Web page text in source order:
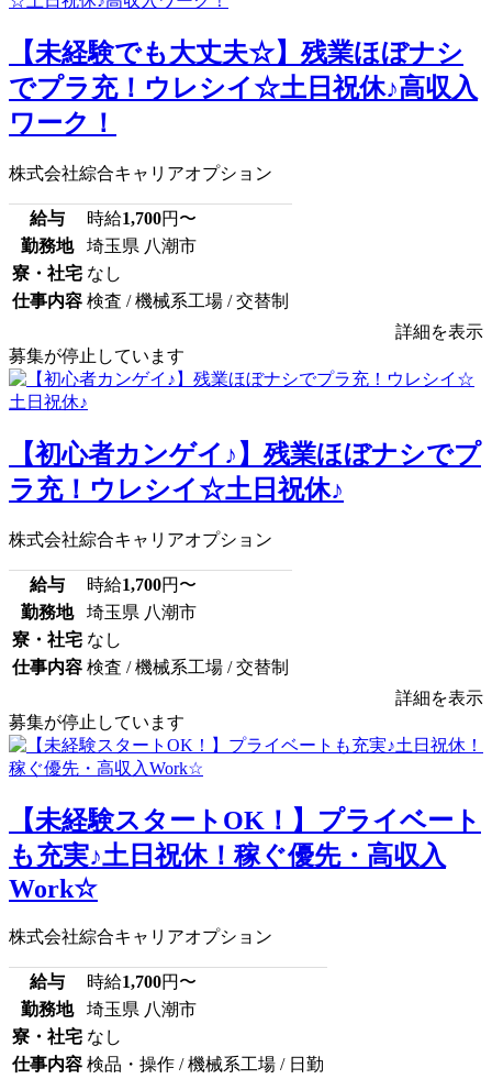
【未経験でも大丈夫☆】残業ほぼナシ
でプラ充！ウレシイ☆土日祝休♪高収入
ワーク！
株式会社綜合キャリアオプション
給与 時給1,700円〜
勤務地
埼玉県 八潮市
寮・社宅 なし
仕事内容 検査 / 機械系工場 / 交替制
詳細を表示
募集が停止しています
【初心者カンゲイ♪】残業ほぼナシでプ
ラ充！ウレシイ☆土日祝休♪
株式会社綜合キャリアオプション
給与 時給1,700円〜
勤務地
埼玉県 八潮市
寮・社宅 なし
仕事内容 検査 / 機械系工場 / 交替制
詳細を表示
募集が停止しています
【未経験スタートOK！】プライベート
も充実♪土日祝休！稼ぐ優先・高収入
Work☆
株式会社綜合キャリアオプション
給与 時給1,700円〜
勤務地
埼玉県 八潮市
寮・社宅 なし
仕事内容 検品・操作 / 機械系工場 / 日勤